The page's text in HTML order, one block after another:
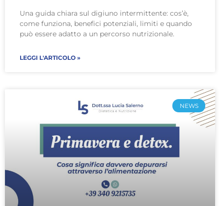
Una guida chiara sul digiuno intermittente: cos’è,
come funziona, benefici potenziali, limiti e quando
può essere adatto a un percorso nutrizionale.
LEGGI L'ARTICOLO »
NEWS